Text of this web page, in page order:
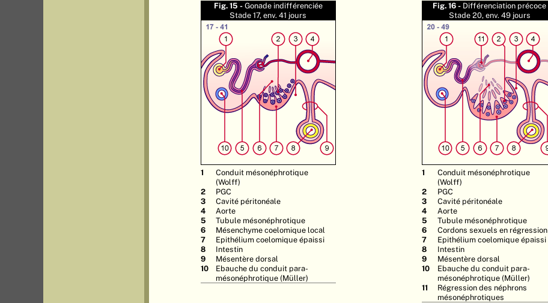
Fig. 15 -Gonade indifférenciée
Stade 17, env. 41 jours
Conduit mésonéphrotique
(Wolff)
PGC
Cavité péritonéale
Aorte
Tubule mésonéphrotique
Mésenchyme coelomique local
Epithélium coelomique épaissi
Intestin
Mésentère dorsal
Ebauche du conduit para-
mésonéphrotique (Müller)
Fig. 16 - Différenciation précoce
Stade 20, env. 49 jours
Conduit mésonéphrotique
(Wolff)
PGC
Cavité péritonéale
Aorte
Tubule mésonéphrotique
Cordons sexuels en régression
Epithélium coelomique épaissi
Intestin
Mésentère dorsal
Ebauche du conduit para-
mésonéphrotique (Müller)
Régression des néphrons
mésonéphrotiques